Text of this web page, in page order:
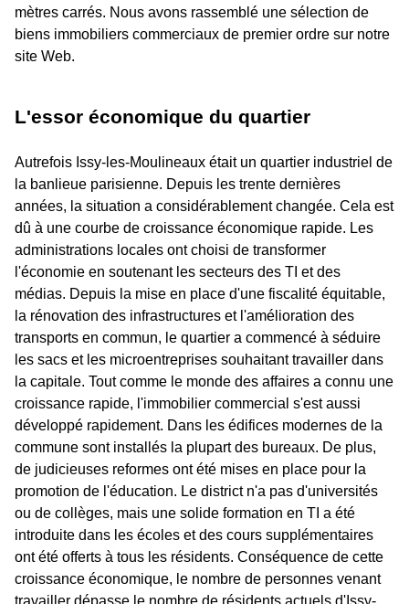
mètres carrés. Nous avons rassemblé une sélection de
biens immobiliers commerciaux de premier ordre sur notre
site Web.
L'essor économique du quartier
Autrefois Issy-les-Moulineaux était un quartier industriel de
la banlieue parisienne. Depuis les trente dernières
années, la situation a considérablement changée. Cela est
dû à une courbe de croissance économique rapide. Les
administrations locales ont choisi de transformer
l'économie en soutenant les secteurs des TI et des
médias. Depuis la mise en place d'une fiscalité équitable,
la rénovation des infrastructures et l'amélioration des
transports en commun, le quartier a commencé à séduire
les sacs et les microentreprises souhaitant travailler dans
la capitale. Tout comme le monde des affaires a connu une
croissance rapide, l'immobilier commercial s'est aussi
développé rapidement. Dans les édifices modernes de la
commune sont installés la plupart des bureaux. De plus,
de judicieuses reformes ont été mises en place pour la
promotion de l'éducation. Le district n'a pas d'universités
ou de collèges, mais une solide formation en TI a été
introduite dans les écoles et des cours supplémentaires
ont été offerts à tous les résidents. Conséquence de cette
croissance économique, le nombre de personnes venant